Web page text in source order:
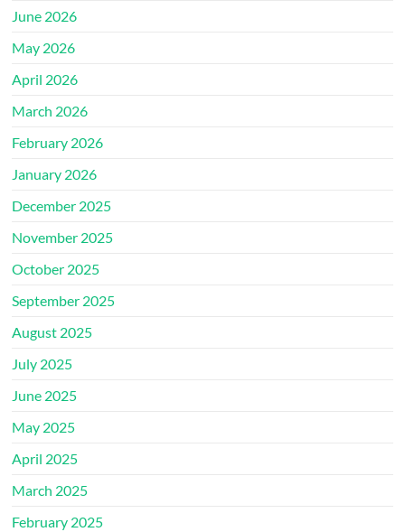
June 2026
May 2026
April 2026
March 2026
February 2026
January 2026
December 2025
November 2025
October 2025
September 2025
August 2025
July 2025
June 2025
May 2025
April 2025
March 2025
February 2025